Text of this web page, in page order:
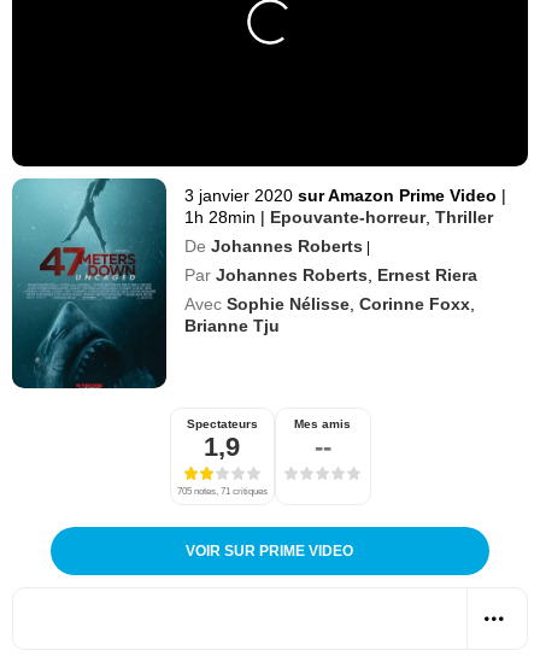
3 janvier 2020 sur Amazon Prime Video |
1h 28min | Epouvante-horreur,Thriller
De Johannes Roberts |
Par Johannes Roberts
Ernest Riera
Avec Sophie Nélisse ,Corinne Foxx
Brianne Tju
Spectateurs
1,9
705 notes, 71 critiques
Mes amis
--
VOIR SUR PRIME VIDEO